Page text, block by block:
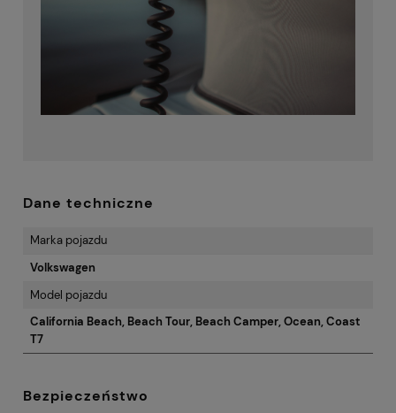
Dane techniczne
Marka pojazdu
Volkswagen
Model pojazdu
California Beach, Beach Tour, Beach Camper, Ocean, Coast
T7
Bezpieczeństwo